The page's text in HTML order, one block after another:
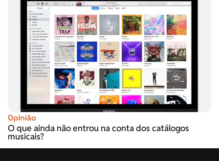
Opinião
O que ainda não entrou na conta dos catálogos
musicais?